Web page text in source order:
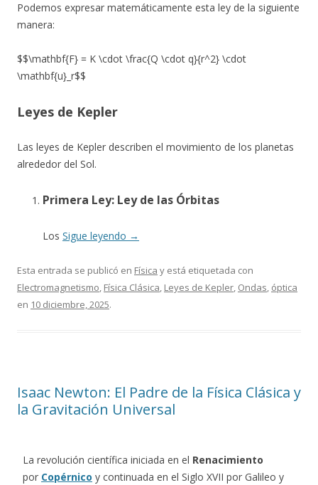
Podemos expresar matemáticamente esta ley de la siguiente
manera:
$$\mathbf{F} = K \cdot \frac{Q \cdot q}{r^2} \cdot
\mathbf{u}_r$$
Leyes de Kepler
Las leyes de Kepler describen el movimiento de los planetas
alrededor del Sol.
Primera Ley: Ley de las Órbitas
Los Sigue leyendo →
Esta entrada se publicó en Física y está etiquetada con
Electromagnetismo, Física Clásica, Leyes de Kepler, Ondas, óptica
en 10 diciembre, 2025.
Isaac Newton: El Padre de la Física Clásica y
la Gravitación Universal
La revolución científica iniciada en el Renacimiento
por Copérnico y continuada en el Siglo XVII por Galileo y